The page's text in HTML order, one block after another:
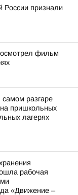
России признали
фильм
разгаре
пришкольных
лагерях
рабочая
«Движение –